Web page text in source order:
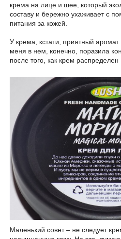
крема на лице и шее, который
составу и бережно ухаживает с
питания за кожей.
У крема, кстати, приятный
меня в нем, конечно, поразила
после того, как крем распределен
Маленький совет – не следует